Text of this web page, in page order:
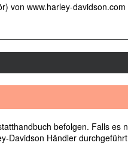
von www.harley-
befolgen. Falls es
Davidson Händler